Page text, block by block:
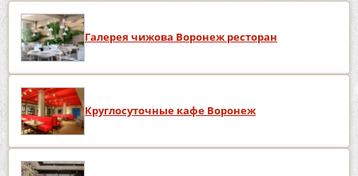
Галерея чижова Воронеж ресторан
Круглосуточные кафе Воронеж